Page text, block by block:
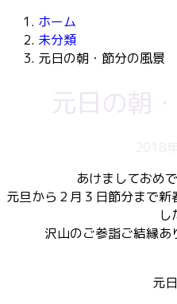
ホーム
未分類
元日の朝・節分の風景
元日の朝
2018
あけましておめ
元旦から２月３日節分まで
し
沢山のご参詣ご結縁あ
元